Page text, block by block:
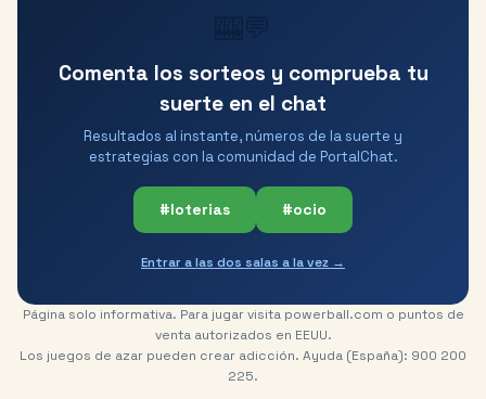
Comenta los sorteos y comprueba tu
suerte en el chat
Resultados al instante, números de la suerte y
estrategias con la comunidad de PortalChat.
#loterias #ocio
Entrar a las dos salas a la vez →
Página solo informativa. Para jugar visita powerball.com o puntos de
venta autorizados en EEUU.
Los juegos de azar pueden crear adicción. Ayuda (España): 900 200
225.